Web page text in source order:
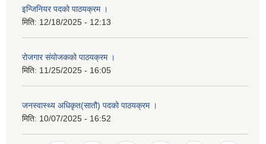
इन्जिनियर पदको पाठयक्रम ।
मिति: 12/18/2025 - 12:13
रोजगार संयोजकको पाठयक्रम ।
मिति: 11/25/2025 - 16:05
जनस्वास्थ्य अधिकृत(सातौ) पदको पाठयक्रम ।
मिति: 10/07/2025 - 16:52